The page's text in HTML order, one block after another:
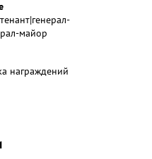
майор
награждений